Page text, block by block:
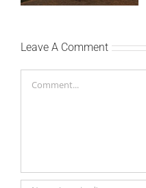
Leave A Comment